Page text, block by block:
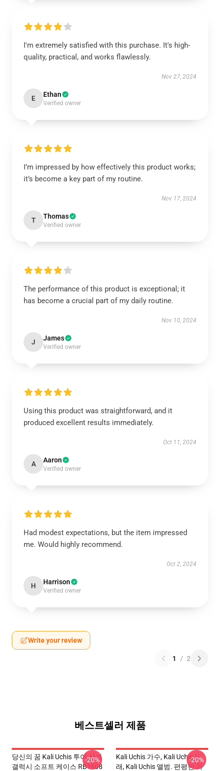
I'm extremely satisfied with this purchase. It's high-
quality, practical, and works flawlessly.
Nov 27, 2024
E Ethan
Verified owner
I’m impressed by how effectively this product works;
it’s become a key part of my routine.
Nov 17, 2024
T Thomas
Verified owner
The performance of this product is exceptional; it
has become a crucial part of my daily routine.
Nov 10, 2024
J James
Verified owner
Using this product was straightforward, and it
produced excellent results immediately.
Oct 11, 2024
A Aaron
Verified owner
Had modest expectations, but the item impressed
me. Would highly recommend.
Oct 2, 2024
H Harrison
Verified owner
Write your review
1 / 2
베스트셀러 제품
당신의 꿈 Kali Uchis 투어 삼성
갤럭시 소프트 케이스 RB1608
-20%
Kali Uchis 가수, Kali Uchis 노
래, Kali Uchis 앨범. 편평한 가
-20%